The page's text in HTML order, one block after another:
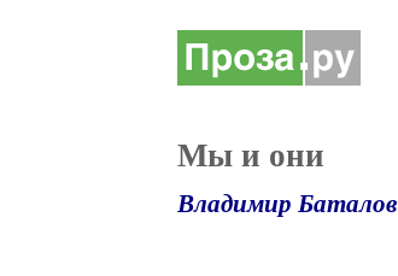
Мы и они
Владимир Баталов